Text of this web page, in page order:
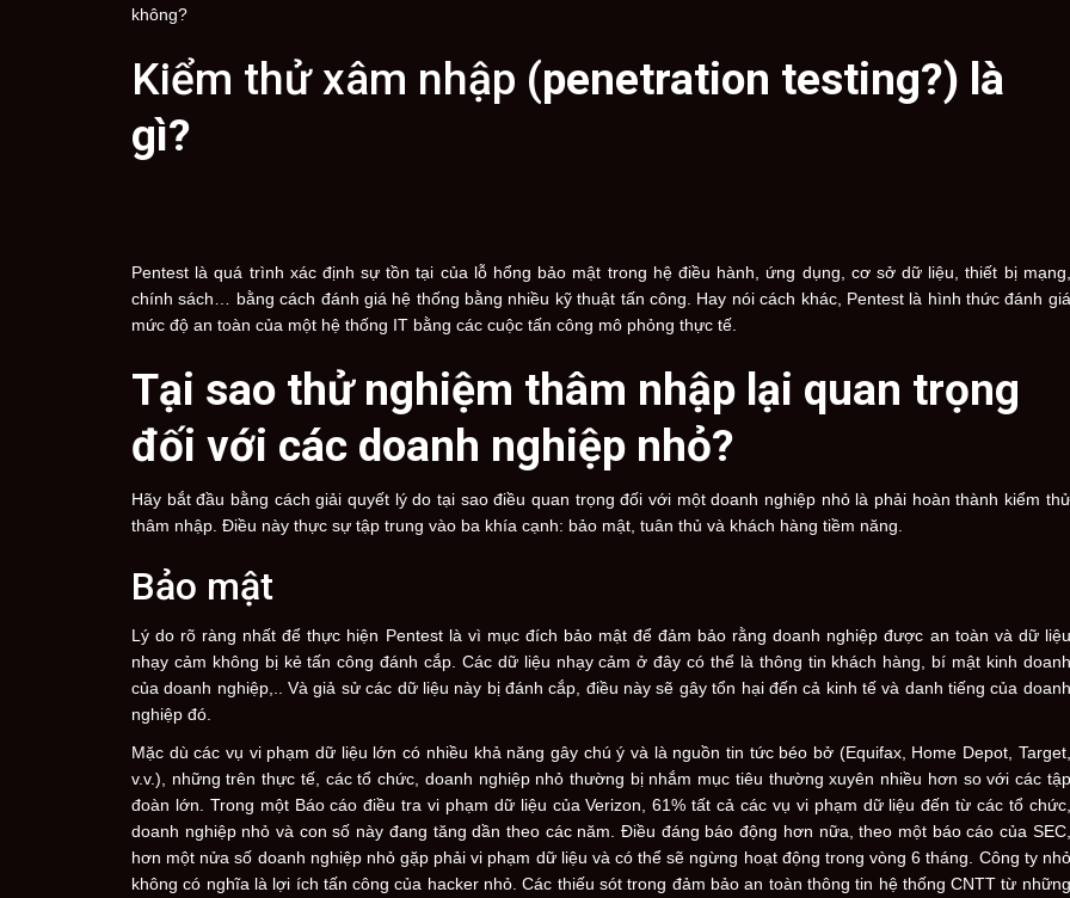
không?
Kiểm thử xâm nhập (penetration testing?) là
gì?
Pentest là quá trình xác định sự tồn tại của lỗ hổng bảo mật trong hệ điều hành, ứng dụng, cơ sở dữ liệu, thiết bị mạng,
chính sách… bằng cách đánh giá hệ thống bằng nhiều kỹ thuật tấn công. Hay nói cách khác, Pentest là hình thức đánh giá
mức độ an toàn của một hệ thống IT bằng các cuộc tấn công mô phỏng thực tế.
Tại sao thử nghiệm thâm nhập lại quan trọng
đối với các doanh nghiệp nhỏ?
Hãy bắt đầu bằng cách giải quyết lý do tại sao điều quan trọng đối với một doanh nghiệp nhỏ là phải hoàn thành kiểm thử
thâm nhập. Điều này thực sự tập trung vào ba khía cạnh: bảo mật, tuân thủ và khách hàng tiềm năng.
Bảo mật
Lý do rõ ràng nhất để thực hiện Pentest là vì mục đích bảo mật để đảm bảo rằng doanh nghiệp được an toàn và dữ liệu
nhạy cảm không bị kẻ tấn công đánh cắp. Các dữ liệu nhạy cảm ở đây có thể là thông tin khách hàng, bí mật kinh doanh
của doanh nghiệp,.. Và giả sử các dữ liệu này bị đánh cắp, điều này sẽ gây tổn hại đến cả kinh tế và danh tiếng của doanh
nghiệp đó.
Mặc dù các vụ vi phạm dữ liệu lớn có nhiều khả năng gây chú ý và là nguồn tin tức béo bở (Equifax, Home Depot, Target,
v.v.), những trên thực tế, các tổ chức, doanh nghiệp nhỏ thường bị nhắm mục tiêu thường xuyên nhiều hơn so với các tập
đoàn lớn. Trong một Báo cáo điều tra vi phạm dữ liệu của Verizon, 61% tất cả các vụ vi phạm dữ liệu đến từ các tổ chức,
doanh nghiệp nhỏ và con số này đang tăng dần theo các năm. Điều đáng báo động hơn nữa, theo một báo cáo của SEC,
hơn một nửa số doanh nghiệp nhỏ gặp phải vi phạm dữ liệu và có thể sẽ ngừng hoạt động trong vòng 6 tháng. Công ty nhỏ
không có nghĩa là lợi ích tấn công của hacker nhỏ. Các thiếu sót trong đảm bảo an toàn thông tin hệ thống CNTT từ những